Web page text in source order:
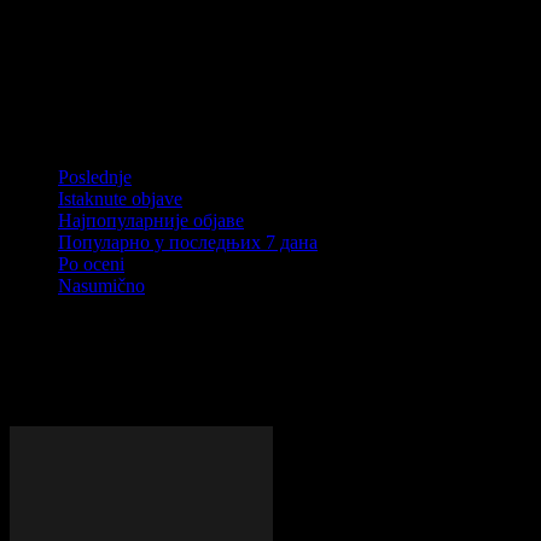
Poslednje
Istaknute objave
Најпопуларније објаве
Популарно у последњих 7 дана
Po oceni
Nasumično